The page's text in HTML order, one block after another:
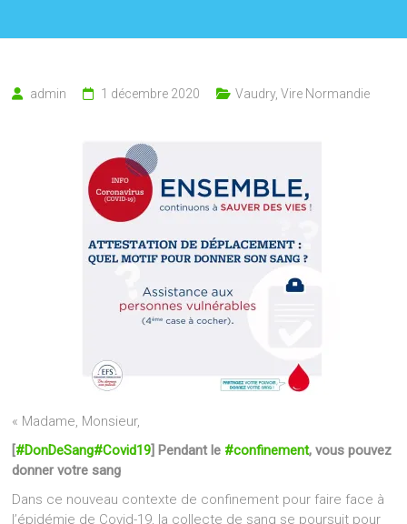
admin 1 décembre 2020 Vaudry,Vire Normandie
« Madame, Monsieur,
[#DonDeSang#Covid19] Pendant le #confinement, vous pouvez
donner votre sang
Dans ce nouveau contexte de confinement pour faire face à
l’épidémie de Covid-19, la collecte de sang se poursuit pour